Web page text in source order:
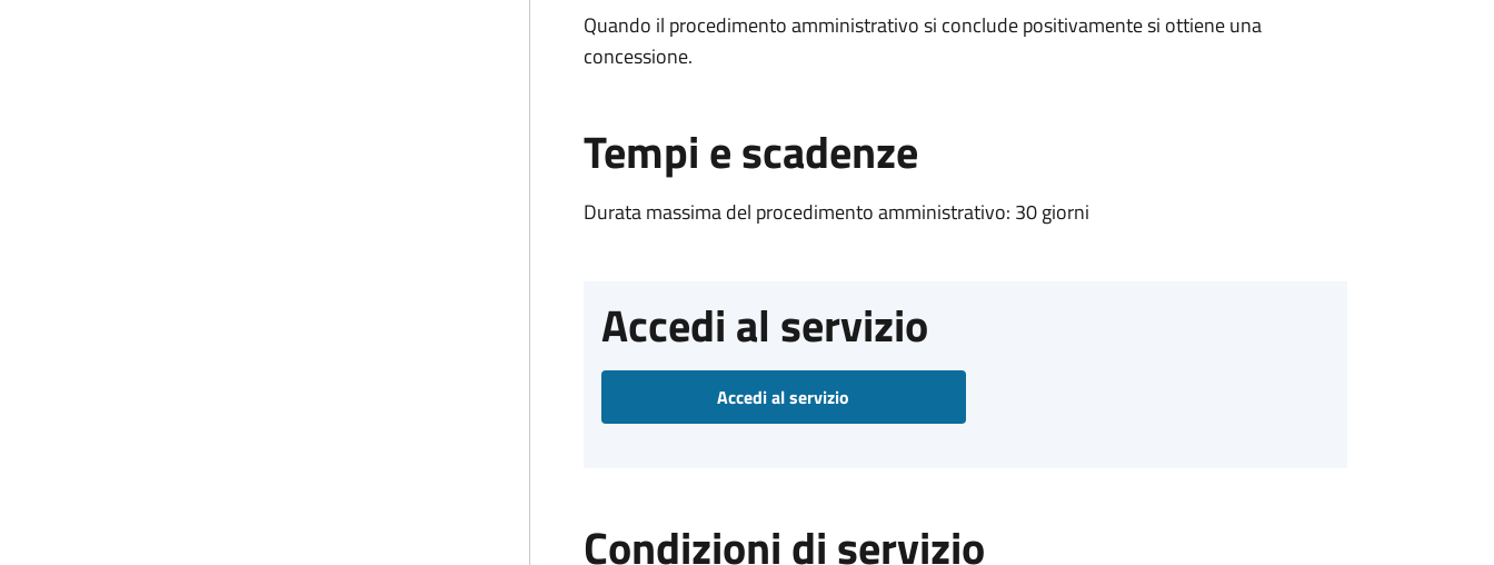
Quando il procedimento amministrativo si conclude positivamente si ottiene una
concessione.
Tempi e scadenze
Durata massima del procedimento amministrativo: 30 giorni
Accedi al servizio
Accedi al servizio
Condizioni di servizio